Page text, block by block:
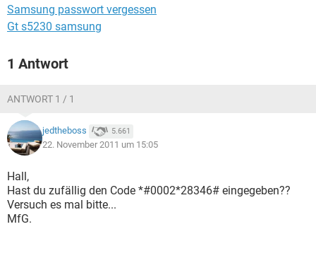
Samsung passwort vergessen
Gt s5230 samsung
1 Antwort
ANTWORT 1 / 1
jedtheboss 5.661
22. November 2011 um 15:05
Hall,
Hast du zufällig den Code *#0002*28346# eingegeben??
Versuch es mal bitte...
MfG.